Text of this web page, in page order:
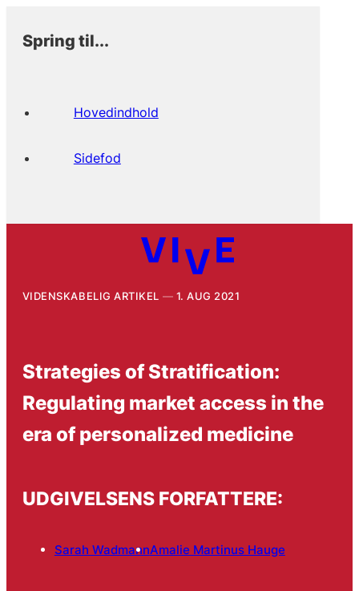
Spring til...
Hovedindhold
Sidefod
VIDENSKABELIG ARTIKEL 1. AUG 2021
Strategies of Stratification:
Regulating market access in the
era of personalized medicine
UDGIVELSENS FORFATTERE:
Sarah WadmannAmalie Martinus Hauge